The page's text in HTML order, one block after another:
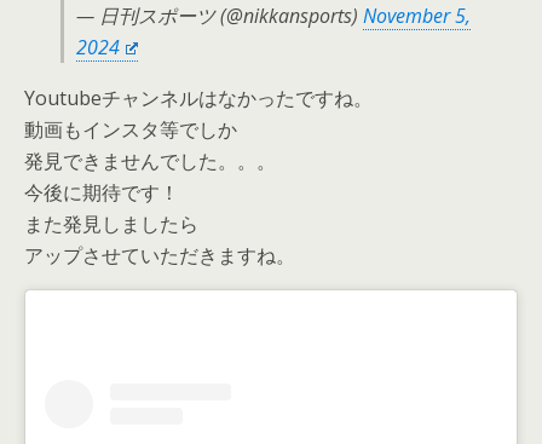
— 日刊スポーツ (@nikkansports) November 5,
2024
Youtubeチャンネルはなかったですね。
動画もインスタ等でしか
発見できませんでした。。。
今後に期待です！
また発見しましたら
アップさせていただきますね。